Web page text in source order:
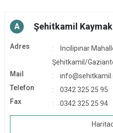
Nizip
Şahinbey
Şehitkamil
Yavuzeli
A Şehitkamil
Adres
İncilipınar
Şehitkamil/
Mail
Telefon
0342 325 25 95
Fax
0342 325 25 94